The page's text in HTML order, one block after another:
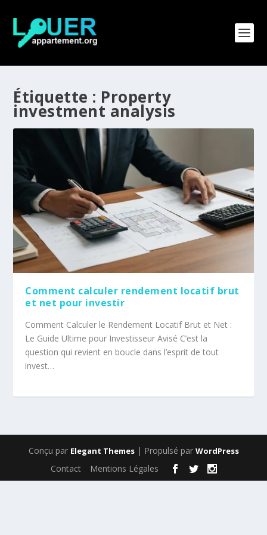
Étiquette : Property
investment analysis
Comment calculer rendement locatif brut
et net pour investir
Comment Calculer le Rendement Locatif Brut et Net :
Le Guide Ultime pour Investisseur Avisé C’est la
question qui revient en boucle dans l’esprit de tout
invest…
Conçu par Elegant Themes| Propulsé par WordPress
Contact Mentions Légales